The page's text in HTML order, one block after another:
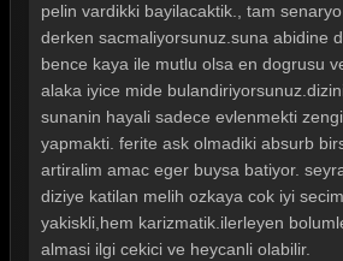
pelin vardikki bayilacaktik., tam
derken sacmaliyorsunuz.suna abidine
bence kaya ile mutlu olsa en dogrusu
alaka iyice mide
sunanin hayali sadece evlenmekti
yapmakti. ferite ask olmadiki absurb
artiralim amac eger buysa batiyor.
diziye katilan melih ozkaya cok iyi
yakiskli,hem karizmatik.ilerleyen
almasi ilgi cekici ve heycanli olabilir.